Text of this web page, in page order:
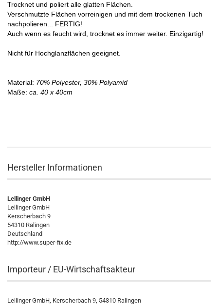
Trocknet und poliert alle glatten Flächen.
Verschmutzte Flächen vorreinigen und mit dem trockenen Tuch
nachpolieren... FERTIG!
Auch wenn es feucht wird, trocknet es immer weiter. Einzigartig!
Nicht für Hochglanzflächen geeignet.
Material: 70% Polyester, 30% Polyamid
Maße: ca. 40 x 40cm
Hersteller Informationen
Lellinger GmbH
Lellinger GmbH
Kerscherbach 9
54310 Ralingen
Deutschland
http://www.super-fix.de
Importeur / EU-Wirtschaftsakteur
Lellinger GmbH, Kerscherbach 9, 54310 Ralingen